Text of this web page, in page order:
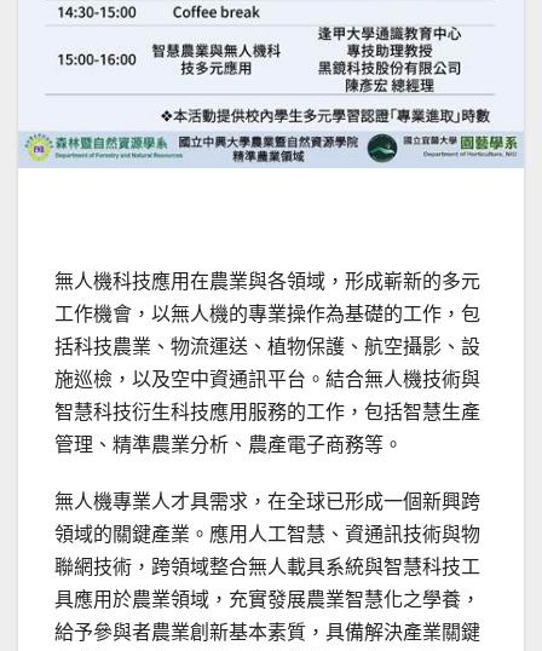
無人機科技應用在農業與各領域，形成嶄新的多元
工作機會，以無人機的專業操作為基礎的工作，包
括科技農業、物流運送、植物保護、航空攝影、設
施巡檢，以及空中資通訊平台。結合無人機技術與
智慧科技衍生科技應用服務的工作，包括智慧生產
管理、精準農業分析、農產電子商務等。
無人機專業人才具需求，在全球已形成一個新興跨
領域的關鍵產業。應用人工智慧、資通訊技術與物
聯網技術，跨領域整合無人載具系統與智慧科技工
具應用於農業領域，充實發展農業智慧化之學養，
給予參與者農業創新基本素質，具備解決產業關鍵